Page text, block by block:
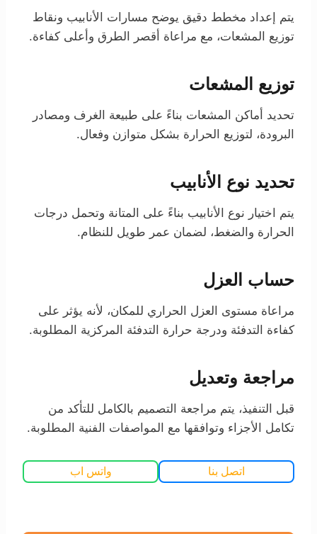
يتم إعداد مخطط دقيق يوضح مسارات الأنابيب ونقاط
توزيع المشعات، مع مراعاة أقصر الطرق وأعلى كفاءة.
توزيع المشعات
تحديد أماكن المشعات بناءً على طبيعة الغرف ومصادر
البرودة، لتوزيع الحرارة بشكل متوازن وفعال.
تحديد نوع الأنابيب
يتم اختيار نوع الأنابيب بناءً على المتانة وتحمل درجات
الحرارة والضغط، لضمان عمر طويل للنظام.
حساب العزل
مراعاة مستوى العزل الحراري للمكان، لأنه يؤثر على
كفاءة التدفئة ودرجة حرارة التدفئة المركزية المطلوبة.
مراجعة وتعديل
قبل التنفيذ، يتم مراجعة التصميم بالكامل للتأكد من
تكامل الأجزاء وتوافقها مع المواصفات الفنية المطلوبة.
اتصل بنا واتس اب